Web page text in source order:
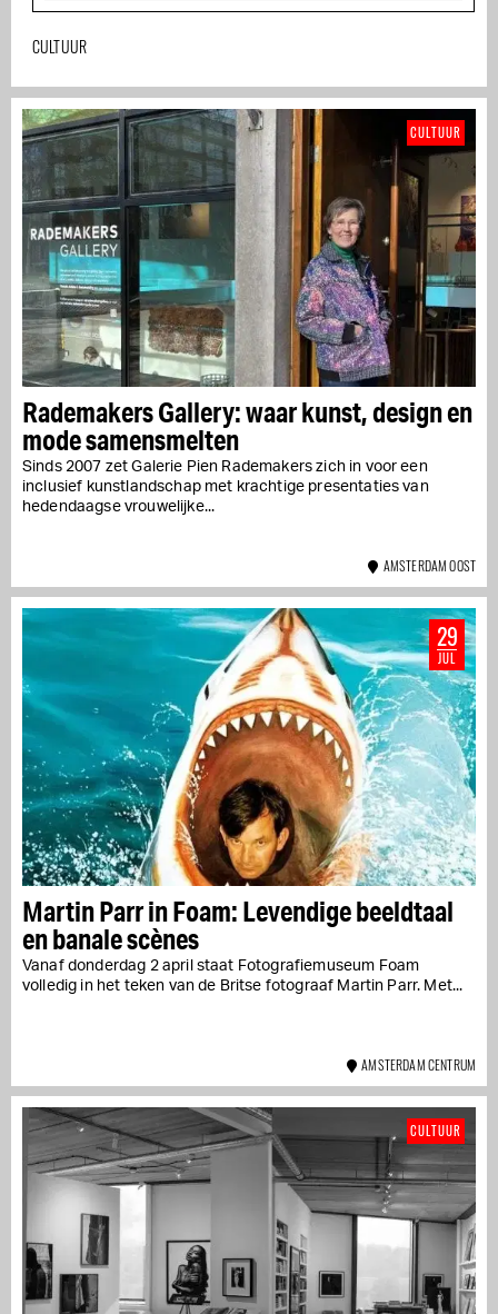
CULTUUR
Rademakers Gallery: waar kunst, design en
mode samensmelten
Sinds 2007 zet Galerie Pien Rademakers zich in voor een
inclusief kunstlandschap met krachtige presentaties van
hedendaagse vrouwelijke...
CULTUUR
AMSTERDAM OOST
Martin Parr in Foam: Levendige beeldtaal
en banale scènes
Vanaf donderdag 2 april staat Fotografiemuseum Foam
volledig in het teken van de Britse fotograaf Martin Parr. Met...
29
JUL
AMSTERDAM CENTRUM
CULTUUR